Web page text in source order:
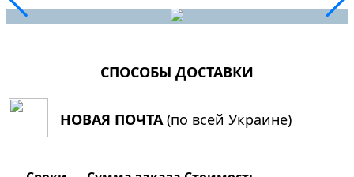
СПОСОБЫ ДОСТАВКИ
НОВАЯ ПОЧТА (по всей Украине)